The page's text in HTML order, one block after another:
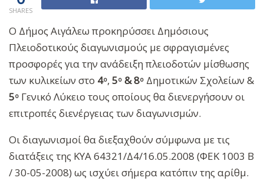
SHARES
Ο Δήμος Αιγάλεω προκηρύσσει Δημόσιους
Πλειοδοτικούς διαγωνισμούς με σφραγισμένες
προσφορές για την ανάδειξη πλειοδοτών μίσθωσης
των κυλικείων στο 4ο, 5ο & 8ο Δημοτικών Σχολείων &
5ο Γενικό Λύκειο τους οποίους θα διενεργήσουν οι
επιτροπές διενέργειας των διαγωνισμών.
Οι διαγωνισμοί θα διεξαχθούν σύμφωνα με τις
διατάξεις της ΚΥΑ 64321/Δ4/16.05.2008 (ΦΕΚ 1003 Β
/ 30-05-2008) ως ισχύει σήμερα κατόπιν της αρίθμ.